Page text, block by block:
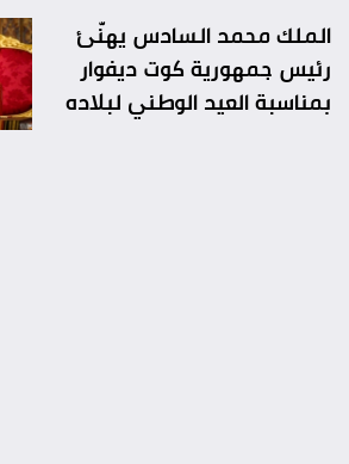
الملك محمد السادس يهنّئ
رئيس جمهورية كوت ديفوار
بمناسبة العيد الوطني لبلاده